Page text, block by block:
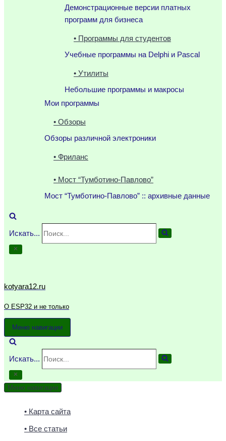
Демонстрационные версии платных
программ для бизнеса
• Программы для студентов
Учебные программы на Delphi и Pascal
• Утилиты
Небольшие программы и макросы
Мои программы
• Обзоры
Обзоры различной электроники
• Фриланс
• Мост “Тумботино-Павлово”
Мост “Тумботино-Павлово” :: архивные данные
Искать...
kotyara12.ru
О ESP32 и не только
Меню навигации
Искать...
Меню навигации
• Карта сайта
• Все статьи